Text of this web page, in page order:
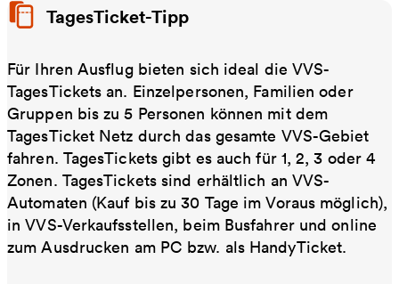
TagesTicket-Tipp
Für Ihren Ausflug bieten sich ideal die VVS-
TagesTickets an. Einzelpersonen, Familien oder
Gruppen bis zu 5 Personen können mit dem
TagesTicket Netz durch das gesamte VVS-Gebiet
fahren. TagesTickets gibt es auch für 1, 2, 3 oder 4
Zonen. TagesTickets sind erhältlich an VVS-
Automaten (Kauf bis zu 30 Tage im Voraus möglich),
in VVS-Verkaufsstellen, beim Busfahrer und online
zum Ausdrucken am PC bzw. als HandyTicket.